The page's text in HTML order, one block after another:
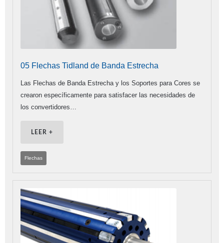
05 Flechas Tidland de Banda Estrecha
Las Flechas de Banda Estrecha y los Soportes para Cores se
crearon específicamente para satisfacer las necesidades de
los convertidores…
LEER +
Flechas